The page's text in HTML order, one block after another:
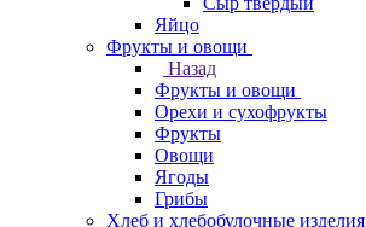
Яйцо
Фрукты и овощи
Назад
Фрукты и овощи
Орехи и сухофрукты
Фрукты
Овощи
Ягоды
Грибы
Хлеб и хлебобулочные изделия